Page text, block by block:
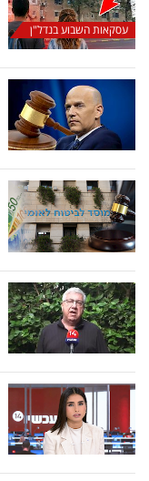
עסקאות השבוע בנדל"ן